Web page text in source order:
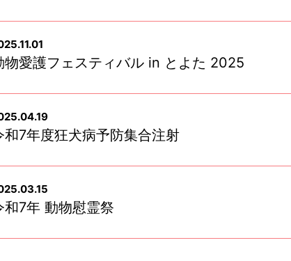
物愛護フェスティバル in とよた 2025
和7年度狂犬病予防集合注射
和7年 動物慰霊祭